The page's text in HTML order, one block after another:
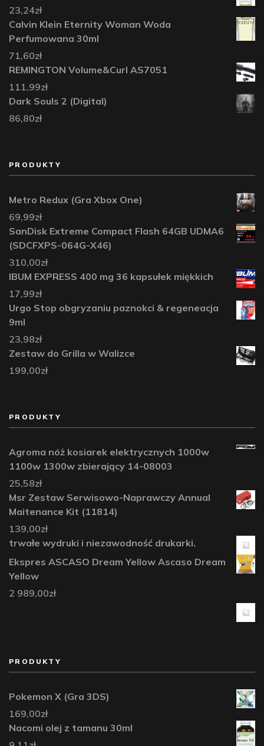
23,24zł
Calvin Klein Eternity Woman Woda
Perfumowana 30ml
71,60zł
REMINGTON Volume&Curl AS7051
111,99zł
Dark Souls 2 (Digital)
86,80zł
PRODUKTY
Metro Redux (Gra Xbox One)
69,99zł
SanDisk Extreme Compact Flash 64GB UDMA6
(SDCFXPS-064G-X46)
310,00zł
IBUM EXPRESS 400 mg 36 kapsułek miękkich
17,99zł
Urgo Stop obgryzaniu paznokci & regeneacja
9ml
23,98zł
Zestaw do Grilla w Walizce
199,00zł
PRODUKTY
Agroma nóż kosiarek elektrycznych 1000w
1100w 1300w zbierający 14-08003
25,58zł
Msr Zestaw Serwisowo-Naprawczy Annual
Maitenance Kit (11814)
139,00zł
trwałe wydruki i niezawodność drukarki.
Ekspres ASCASO Dream Yellow Ascaso Dream
Yellow
2 989,00zł
PRODUKTY
Pokemon X (Gra 3DS)
169,00zł
Nacomi olej z tamanu 30ml